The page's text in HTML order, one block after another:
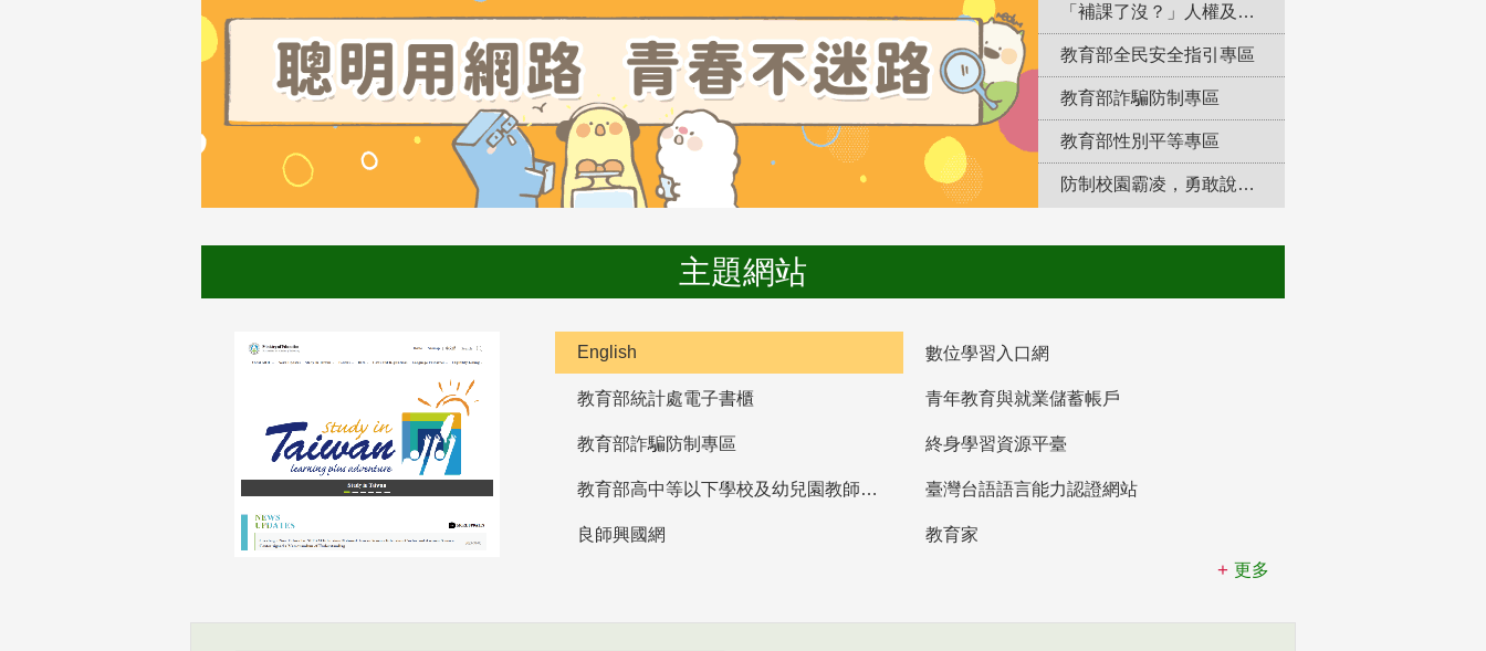
「補課了沒？」人權及轉型正義教育專區
教育部全民安全指引專區
教育部詐騙防制專區
教育部性別平等專區
防制校園霸凌，勇敢說出來！
主題網站
English 數位學習入口網
教育部統計處電子書櫃 青年教育與就業儲蓄帳戶
教育部詐騙防制專區 終身學習資源平臺
教育部高中等以下學校及幼兒園教師資格檢定考試 臺灣台語語言能力認證網站
良師興國網
教育家
更多